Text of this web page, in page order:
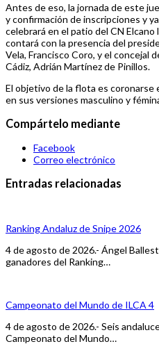
Antes de eso, la jornada de este
y confirmación de inscripciones y
celebrará en el patio del CN
contará con la presencia del
Vela, Francisco Coro, y el concejal
Cádiz, Adrián Martínez de Pinillos.
El objetivo de la flota es coronarse
en sus versiones masculino y
Compártelo mediante
Facebook
Correo electrónico
Entradas relacionadas
Ranking Andaluz de Snipe 2026
4 de agosto de 2026.- Ángel
ganadores del Ranking…
Campeonato del Mundo de ILCA 4
4 de agosto de 2026.- Seis
Campeonato del Mundo…